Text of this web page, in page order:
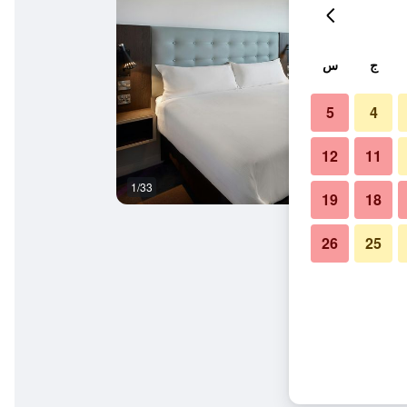
1/33
س نترت
ج س
4
5
11
12
18
19
25
26